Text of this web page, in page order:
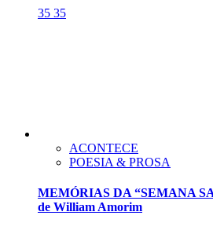
35 35
ACONTECE
POESIA & PROSA
MEMÓRIAS DA “SEMANA
de William Amorim